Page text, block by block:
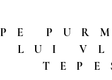
PE
LUI